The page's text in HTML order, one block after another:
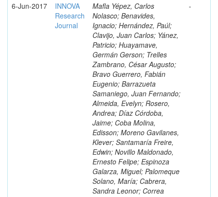
6-Jun-2017
INNOVA
Research
Journal
Mafla Yépez, Carlos
Nolasco; Benavides,
Ignacio; Hernández, Paúl;
Clavijo, Juan Carlos; Yánez,
Patricio; Huayamave,
Germán Gerson; Trelles
Zambrano, César Augusto;
Bravo Guerrero, Fabián
Eugenio; Barrazueta
Samaniego, Juan Fernando;
Almeida, Evelyn; Rosero,
Andrea; Díaz Córdoba,
Jaime; Coba Molina,
Edisson; Moreno Gavilanes,
Klever; Santamaría Freire,
Edwin; Novillo Maldonado,
Ernesto Felipe; Espinoza
Galarza, Miguel; Palomeque
Solano, María; Cabrera,
Sandra Leonor; Correa
-